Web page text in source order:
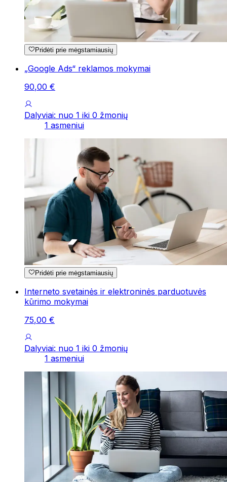
Pridėti prie mėgstamiausių
„Google Ads“ reklamos mokymai
90,00 €
Dalyviai: nuo 1 iki 0 žmonių
1 asmeniui
Pridėti prie mėgstamiausių
Interneto svetainės ir elektroninės parduotuvės
kūrimo mokymai
75,00 €
Dalyviai: nuo 1 iki 0 žmonių
1 asmeniui